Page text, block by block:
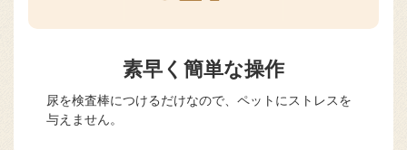
素早く簡単な操作
尿を検査棒につけるだけなので、ペットにストレスを
与えません。